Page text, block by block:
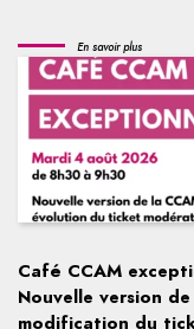
En savoir plus
Café CCAM
Nouvelle version
modification du